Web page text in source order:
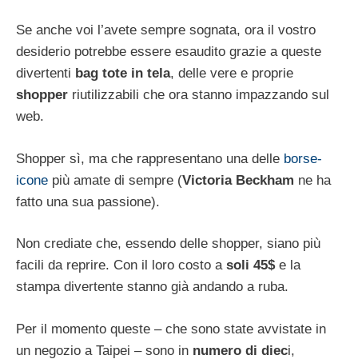
Se anche voi l’avete sempre sognata, ora il vostro
desiderio potrebbe essere esaudito grazie a queste
divertenti bag tote in tela, delle vere e proprie
shopper riutilizzabili che ora stanno impazzando sul
web.
Shopper sì, ma che rappresentano una delle borse-
icone più amate di sempre (Victoria Beckham ne ha
fatto una sua passione).
Non crediate che, essendo delle shopper, siano più
facili da reprire. Con il loro costo a soli 45$e la
stampa divertente stanno già andando a ruba.
Per il momento queste – che sono state avvistate in
un negozio a Taipei – sono in numero di dieci,